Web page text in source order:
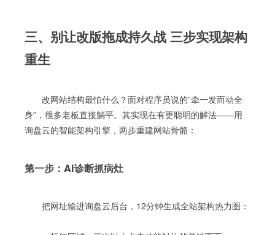
三、别让改版拖成持久战 三步实现架构
重生
改网站结构最怕什么？面对程序员说的”牵一发而动全
身”，很多老板直接躺平。其实现在有更聪明的解法——用
询盘云的智能架构引擎，两步重建网站骨骼：
第一步：AI诊断抓病灶
把网址输进询盘云后台，12分钟生成全站架构热力图：